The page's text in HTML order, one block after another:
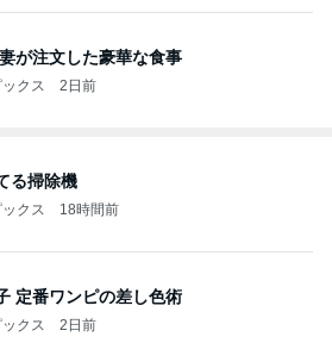
が注文した豪華な食事
クス 2日前
る掃除機
クス 18時間前
定番ワンピの差し色術
クス 2日前